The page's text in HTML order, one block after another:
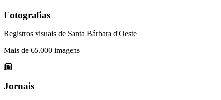
Fotografias
Registros visuais de Santa Bárbara d'Oeste
Mais de 65.000 imagens
Jornais